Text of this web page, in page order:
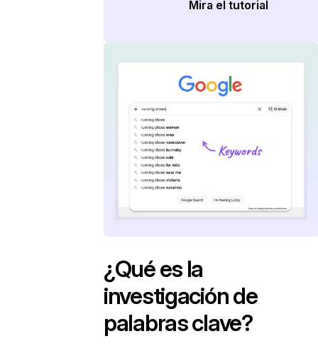
Mira el tutorial
¿Qué es la
investigación de
palabras clave?